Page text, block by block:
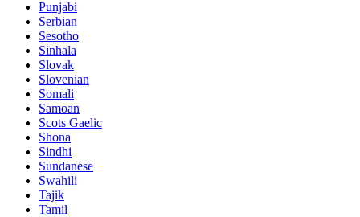
Punjabi
Serbian
Sesotho
Sinhala
Slovak
Slovenian
Somali
Samoan
Scots Gaelic
Shona
Sindhi
Sundanese
Swahili
Tajik
Tamil